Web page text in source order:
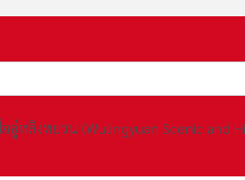
หลิงหยวน (Wulingyuan Scenic and